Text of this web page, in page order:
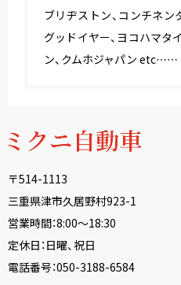
ブリヂストン、コンチネン
グッドイヤー、ヨコハマタ
ン、クムホジャパン etc……
〒514-1113
三重県津市久居野村923-1
営業時間：8:00〜18:30
定休日：日曜、祝日
電話番号：050-3188-6584